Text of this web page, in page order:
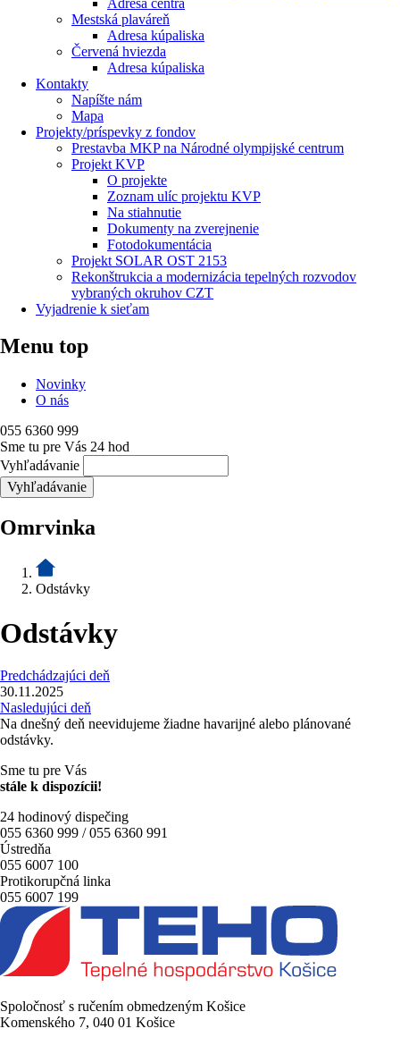
Mestská plaváreň
Adresa kúpaliska
Červená hviezda
Adresa kúpaliska
Kontakty
Napíšte nám
Mapa
Projekty/príspevky z fondov
Prestavba MKP na Národné olympijské centrum
Projekt KVP
O projekte
Zoznam ulíc projektu KVP
Na stiahnutie
Dokumenty na zverejnenie
Fotodokumentácia
Projekt SOLAR OST 2153
Rekonštrukcia a modernizácia tepelných rozvodov
vybraných okruhov CZT
Vyjadrenie k sieťam
Menu top
Novinky
O nás
055 6360 999
Sme tu pre Vás 24 hod
Vyhľadávanie
Omrvinka
Odstávky
Odstávky
Predchádzajúci deň
30.11.2025
Nasledujúci deň
Na dnešný deň neevidujeme žiadne havarijné alebo plánované
odstávky.
Sme tu pre Vás
stále k dispozícii!
24 hodinový dispečing
055 6360 999 / 055 6360 991
Ústredňa
055 6007 100
Protikorupčná linka
055 6007 199
Spoločnosť s ručením obmedzeným Košice
Komenského 7, 040 01 Košice